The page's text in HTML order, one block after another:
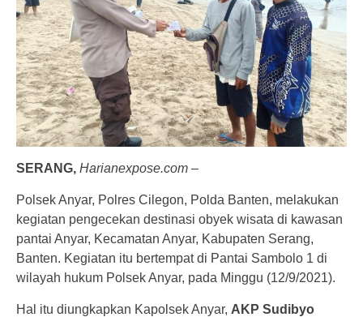
SERANG, Harianexpose.com –
Polsek Anyar, Polres Cilegon, Polda Banten, melakukan
kegiatan pengecekan destinasi obyek wisata di kawasan
pantai Anyar, Kecamatan Anyar, Kabupaten Serang,
Banten. Kegiatan itu bertempat di Pantai Sambolo 1 di
wilayah hukum Polsek Anyar, pada Minggu (12/9/2021).
Hal itu diungkapkan Kapolsek Anyar, AKP Sudibyo